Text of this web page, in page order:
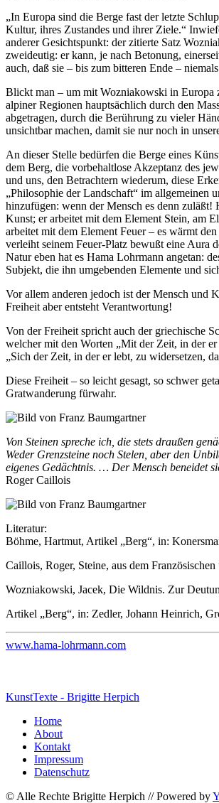
„In Europa sind die Berge fast der letzte
Kultur, ihres Zustandes und ihrer Ziele.“
anderer Gesichtspunkt: der zitierte Satz
zweideutig: er kann, je nach Betonung,
auch, daß sie – bis zum bitteren Ende –
Blickt man – um mit Wozniakowski in Europa
alpiner Regionen hauptsächlich durch den
abgetragen, durch die Berührung zu vieler
unsichtbar machen, damit sie nur noch in
An dieser Stelle bedürfen die Berge eines
dem Berg, die vorbehaltlose Akzeptanz des
und uns, den Betrachtern wiederum, diese
„Philosophie der Landschaft“ im allgemeinen
hinzufügen: wenn der Mensch es denn
Kunst; er arbeitet mit dem Element Stein, am
arbeitet mit dem Element Feuer – es wärmt
verleiht seinem Feuer-Platz bewußt eine Aura
Natur eben hat es Hama Lohrmann angetan:
Subjekt, die ihn umgebenden Elemente und
Vor allem anderen jedoch ist der Mensch und
Freiheit aber entsteht Verantwortung!
Von der Freiheit spricht auch der griechische
welcher mit den Worten „Mit der Zeit, in der
„Sich der Zeit, in der er lebt, zu widersetzen,
Diese Freiheit – so leicht gesagt, so schwer
Gratwanderung fürwahr.
Von Steinen spreche ich, die stets draußen
Weder Grenzsteine noch Stelen, aber den
eigenes Gedächtnis. … Der Mensch beneidet
Roger Caillois
Literatur:
Böhme, Hartmut, Artikel „Berg“, in:
Caillois, Roger, Steine, aus dem
Wozniakowski, Jacek, Die Wildnis. Zur
Artikel „Berg“, in: Zedler, Johann Heinrich,
www.hama-lohrmann.com
KunstTexte - Brigitte Herpich
Home
About
Kontakt
Impressum
Datenschutz
© Alle Rechte Brigitte Herpich // Powered by